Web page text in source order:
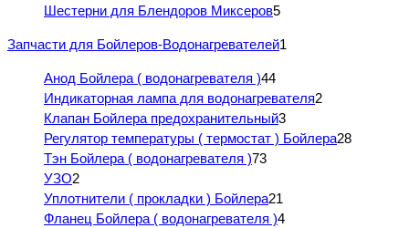
Шестерни для Блендоров Миксеров5
Запчасти для Бойлеров-Водонагревателей1
Анод Бойлера ( водонагревателя )44
Индикаторная лампа для водонагревателя2
Клапан Бойлера предохранительный3
Регулятор температуры ( термостат ) Бойлера28
Тэн Бойлера ( водонагревателя )73
УЗО2
Уплотнители ( прокладки ) Бойлера21
Фланец Бойлера ( водонагревателя )4